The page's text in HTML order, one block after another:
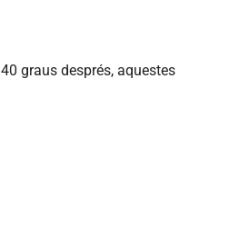
graus després, aquestes